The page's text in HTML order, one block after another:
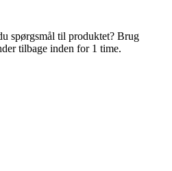
spørgsmål til produktet? Brug
tilbage inden for 1 time.